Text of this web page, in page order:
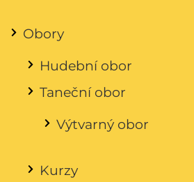
Obory
Hudební obor
Taneční obor
Výtvarný obor
Kurzy